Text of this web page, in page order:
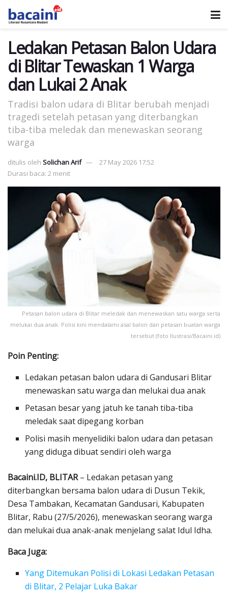
Ledakan Petasan Balon Udara
di Blitar Tewaskan 1 Warga
dan Lukai 2 Anak
Tradisi balon udara di Blitar berubah menjadi
tragedi setelah petasan yang diterbangkan
tiba-tiba meledak dan menewaskan seorang
warga
ditulis oleh Solichan Arif
27 May 2026 17:52
Durasi baca: 2 menit
Petasan balon udara di Blitar meledak dan menewaskan satu warga serta
melukai dua anak. Polisi kini mendalami asal balon dan petasan buatan warga
tersebut (foto Ilustrasi/Bacaini.id)
Poin Penting:
Ledakan petasan balon udara di Gandusari Blitar
menewaskan satu warga dan melukai dua anak
Petasan besar yang jatuh ke tanah tiba-tiba
meledak saat dipegang korban
Polisi masih menyelidiki balon udara dan petasan
yang diduga dibuat sendiri oleh warga
Bacaini.ID, BLITAR– Ledakan petasan yang
diterbangkan bersama balon udara di Dusun Tekik,
Desa Tambakan, Kecamatan Gandusari, Kabupaten
Blitar, Rabu (27/5/2026), menewaskan seorang warga
dan melukai dua anak-anak menjelang salat Idul Idha.
Baca Juga:
Yang Ditemukan Polisi di Lokasi Ledakan Petasan
di Blitar, 2 Pelajar Luka Bakar